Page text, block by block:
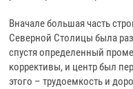
Вначале большая часть
Северной Столицы была
спустя определенный
коррективы, и центр был
этого – трудоемкость и